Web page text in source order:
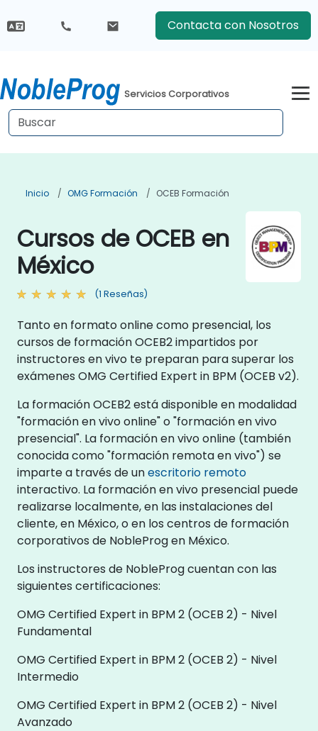
Contacta con Nosotros
Servicios Corporativos
Inicio OMG Formación OCEB Formación
Cursos de OCEB en
México
(1 Reseñas)
Tanto en formato online como presencial, los
cursos de formación OCEB2 impartidos por
instructores en vivo te preparan para superar los
exámenes OMG Certified Expert in BPM (OCEB v2).
La formación OCEB2 está disponible en modalidad
"formación en vivo online" o "formación en vivo
presencial". La formación en vivo online (también
conocida como "formación remota en vivo") se
imparte a través de unescritorio remoto
interactivo. La formación en vivo presencial puede
realizarse localmente, en las instalaciones del
cliente, en México, o en los centros de formación
corporativos de NobleProg en México.
Los instructores de NobleProg cuentan con las
siguientes certificaciones:
OMG Certified Expert in BPM 2 (OCEB 2) - Nivel
Fundamental
OMG Certified Expert in BPM 2 (OCEB 2) - Nivel
Intermedio
OMG Certified Expert in BPM 2 (OCEB 2) - Nivel
Avanzado